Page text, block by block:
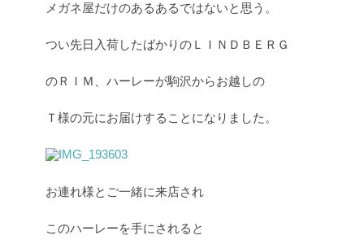
メガネ屋だけのあるあるではないと思う。
つい先日入荷したばかりのＬＩＮＤＢＥＲＧ
のＲＩＭ、ハーレーが駒沢からお越しの
Ｔ様の元にお届けすることになりました。
お連れ様とご一緒に来店され
このハーレーを手にされると